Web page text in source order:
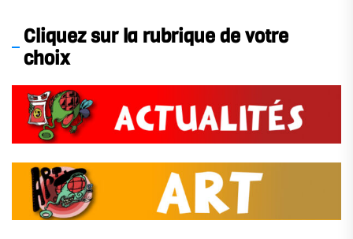
Cliquez sur la rubrique de votre
choix